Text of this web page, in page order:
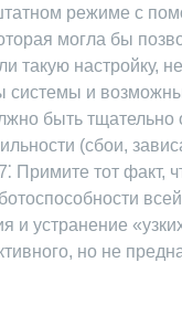
режиме с
могла бы
такую настройку,
системы и
быть
(сбои,
Примите тот факт,
и устранение
но не